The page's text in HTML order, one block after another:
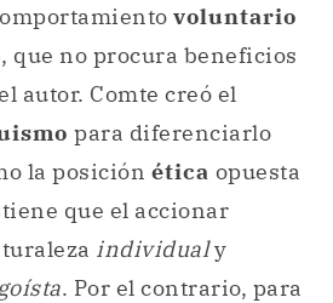
voluntario
, que no procura beneficios
autor. Comte creó el
para diferenciarlo
la posición ética opuesta
que el accionar
individualy
. Por el contrario, para